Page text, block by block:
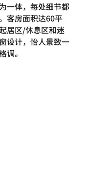
一体，每处细节都
客房面积达60平
居区/休息区和迷
设计，怡人景致一
调。